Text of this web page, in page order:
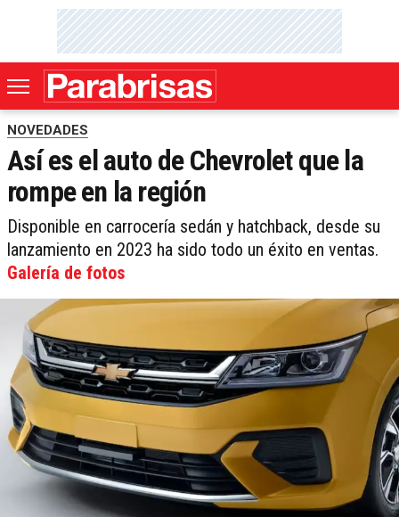
NOVEDADES
Así es el auto de Chevrolet que la
rompe en la región
Disponible en carrocería sedán y hatchback, desde su
lanzamiento en 2023 ha sido todo un éxito en ventas.
Galería de fotos